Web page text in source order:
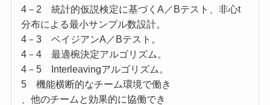
4－2 統計的仮説検定に基づくA／Bテスト、非心t
分布による最小サンプル数設計。
4－3 ベイジアンA／Bテスト。
4－4 最適椀決定アルゴリズム。
4－5 Interleavingアルゴリズム。
5 機能横断的なチーム環境で働き
、他のチームと効果的に協働でき